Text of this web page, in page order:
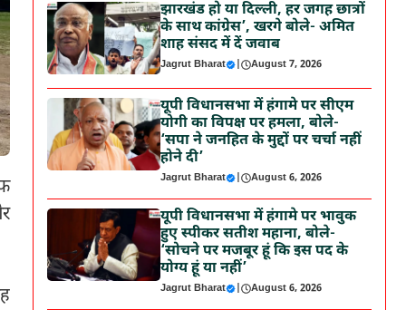
झारखंड हो या दिल्ली, हर जगह छात्रों
के साथ कांग्रेस’, खरगे बोले- अमित
शाह संसद में दें जवाब
Jagrut Bharat | August 7, 2026
यूपी विधानसभा में हंगामे पर सीएम
योगी का विपक्ष पर हमला, बोले-
‘सपा ने जनहित के मुद्दों पर चर्चा नहीं
होने दी’
Jagrut Bharat | August 6, 2026
यूपी विधानसभा में हंगामे पर भावुक
हुए स्पीकर सतीश महाना, बोले-
‘सोचने पर मजबूर हूं कि इस पद के
योग्य हूं या नहीं’
Jagrut Bharat | August 6, 2026